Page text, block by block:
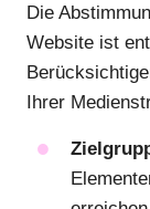
Die
Website ist
Ihrer